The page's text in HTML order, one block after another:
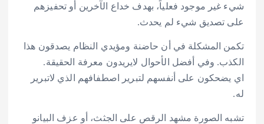
شيء غير موجود فعلياً، بهدف خداع الآخرين أو تحفيزهم
على تصديق شيء لم يحدث.
تكمن المشكلة في أن حاضنة ومؤيدي النظام يصدقون هذا
الكذب. وفي أفضل الأحوال لايريدون معرفة الحقيقة.
اي يضحكون على أنفسهم لتبرير اصطفافهم الذي لاتبرير
له.
تشبه الصورة مشهد الرقص على الجثث، أو عزف البيانو